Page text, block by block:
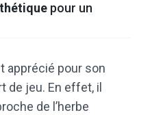
pour un
apprécié pour son
jeu. En effet, il
de l’herbe